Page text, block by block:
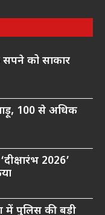
सपने को साकार
100 से अधिक
2026’
में पुलिस की बड़ी